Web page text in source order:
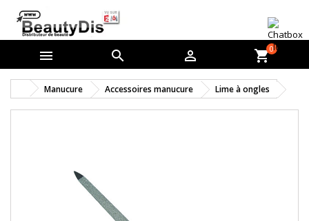
   shopping_cart0
Manucure Accessoires manucure Lime à ongles